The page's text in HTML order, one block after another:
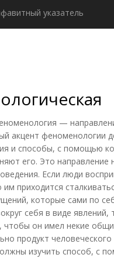
указатель
—
акцент феноменологии
и способы, с помощью
его. Это направление
Если люди
приходится
которые сами по
себя в виде явлений,
он имел некие
продукт
изучить способ, с